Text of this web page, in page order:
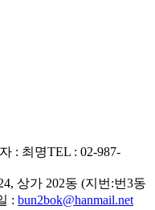
: 최명TEL : 02-987-
상가 202동 (지번:번3동
: bun2bok@hanmail.net